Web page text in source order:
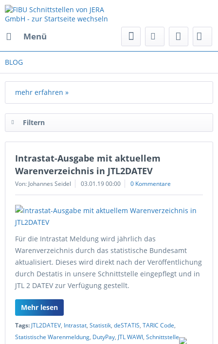
Menü
BLOG
mehr erfahren »
Filtern
Intrastat-Ausgabe mit aktuellem
Warenverzeichnis in JTL2DATEV
Von: Johannes Seidel 03.01.19 00:00 0 Kommentare
Für die Intrastat Meldung wird jährlich das
Warenverzeichnis durch das statistische Bundesamt
aktualisiert. Dieses wird direkt nach der Veröffentlichung
durch Destatis in unsere Schnittstelle eingepflegt und in
JTL 2 DATEV zur Verfügung gestellt.
Mehr lesen
Tags: JTL2DATEV, Intrastat, Statistik, deSTATIS, TARIC Code,
Statistische Warenmeldung, DutyPay, JTL WAWI, Schnittstelle,